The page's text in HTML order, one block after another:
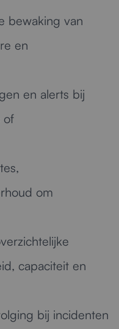
bewaking van
en
en alerts bij
of
om
capaciteit en
bij incidenten